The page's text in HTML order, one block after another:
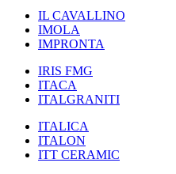
IL CAVALLINO
IMOLA
IMPRONTA
IRIS FMG
ITACA
ITALGRANITI
ITALICA
ITALON
ITT CERAMIC